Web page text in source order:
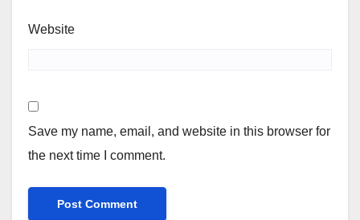
Website
Save my name, email, and website in this browser for
the next time I comment.